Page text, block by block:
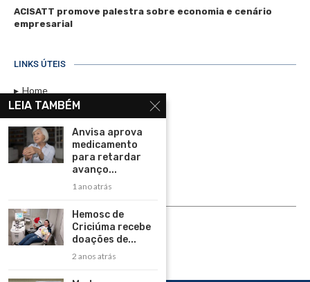
ACISATT promove palestra sobre economia e cenário
empresarial
LINKS ÚTEIS
Home
Assinar
Contato
Política de Privacidade
Rádio Maristela - Ao Vivo
ASSINE
LEIA TAMBÉM
Anvisa aprova
medicamento
para retardar
avanço...
1 ano atrás
Hemosc de
Criciúma recebe
doações de...
2 anos atrás